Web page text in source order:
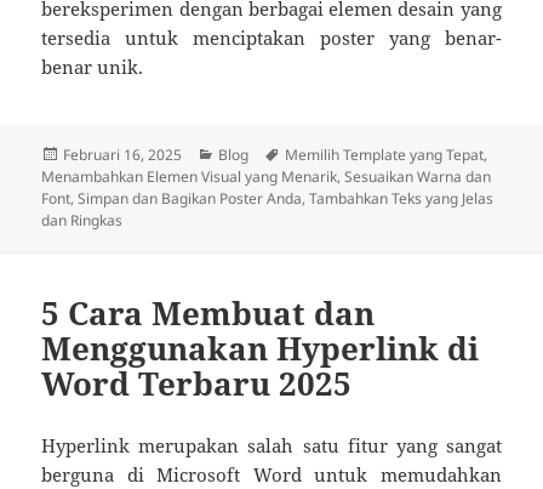
bereksperimen dengan berbagai elemen desain yang
tersedia untuk menciptakan poster yang benar-
benar unik.
Diposkan
pada
Februari 16, 2025 Kategori
Blog Tag
Memilih Template yang Tepat,
Menambahkan Elemen Visual yang Menarik,Sesuaikan Warna dan
Font,Simpan dan Bagikan Poster Anda,Tambahkan Teks yang Jelas
dan Ringkas
5 Cara Membuat dan
Menggunakan Hyperlink di
Word Terbaru 2025
Hyperlink merupakan salah satu fitur yang sangat
berguna di Microsoft Word untuk memudahkan